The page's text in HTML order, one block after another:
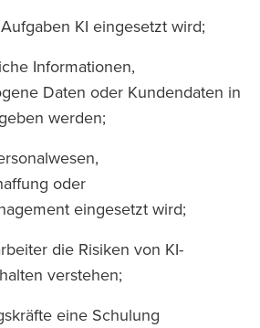
KI eingesetzt wird;
Informationen,
Daten oder Kundendaten in
werden;
oder
eingesetzt wird;
die Risiken von KI-
verstehen;
eine Schulung